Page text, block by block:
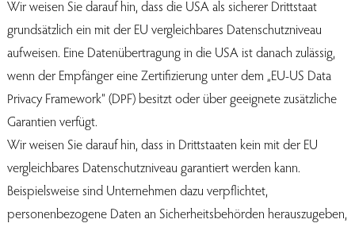
Wir weisen Sie darauf hin, dass die USA als sicherer Drittstaat
grundsätzlich ein mit der EU vergleichbares Datenschutzniveau
aufweisen. Eine Datenübertragung in die USA ist danach zulässig,
wenn der Empfänger eine Zertifizierung unter dem „EU-US Data
Privacy Framework“ (DPF) besitzt oder über geeignete zusätzliche
Garantien verfügt.
Wir weisen Sie darauf hin, dass in Drittstaaten kein mit der EU
vergleichbares Datenschutzniveau garantiert werden kann.
Beispielsweise sind Unternehmen dazu verpflichtet,
personenbezogene Daten an Sicherheitsbehörden herauszugeben,